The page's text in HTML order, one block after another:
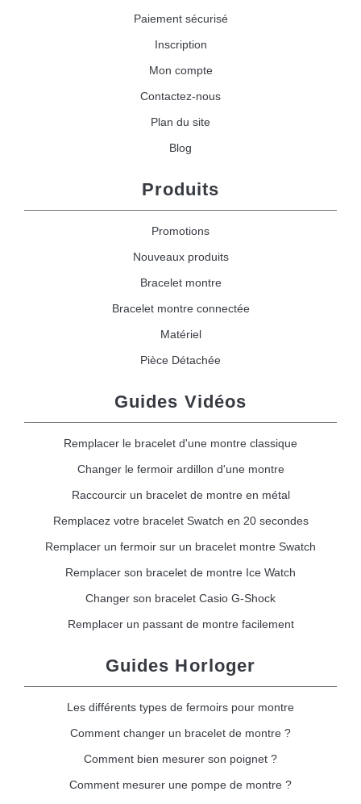
Paiement sécurisé
Inscription
Mon compte
Contactez-nous
Plan du site
Blog
Produits
Promotions
Nouveaux produits
Bracelet montre
Bracelet montre connectée
Matériel
Pièce Détachée
Guides Vidéos
Remplacer le bracelet d'une montre classique
Changer le fermoir ardillon d'une montre
Raccourcir un bracelet de montre en métal
Remplacez votre bracelet Swatch en 20 secondes
Remplacer un fermoir sur un bracelet montre Swatch
Remplacer son bracelet de montre Ice Watch
Changer son bracelet Casio G-Shock
Remplacer un passant de montre facilement
Guides Horloger
Les différents types de fermoirs pour montre
Comment changer un bracelet de montre ?
Comment bien mesurer son poignet ?
Comment mesurer une pompe de montre ?